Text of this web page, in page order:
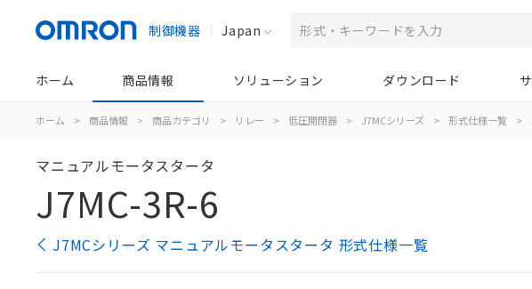
制御機器 Japan
ホーム 商品情報 ソリューション ダウンロード
ホーム > 商品情報 > 商品カテゴリ > リレー > 低圧開閉器 > J7MCシリーズ > 形式仕様一覧 >
マニュアルモータスタータ
J7MC-3R-6
J7MCシリーズ マニュアルモータスタータ 形式仕様一覧